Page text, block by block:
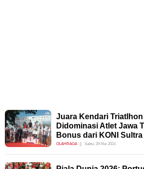
Juara Kendari Triatlhon
Didominasi Atlet Jawa
Bonus dari KONI Sultra
OLAHRAGA Sabtu, 29 Mei 2021